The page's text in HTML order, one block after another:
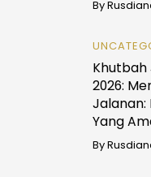
By
Khutbah
2026:
Jalanan:
Yang
By